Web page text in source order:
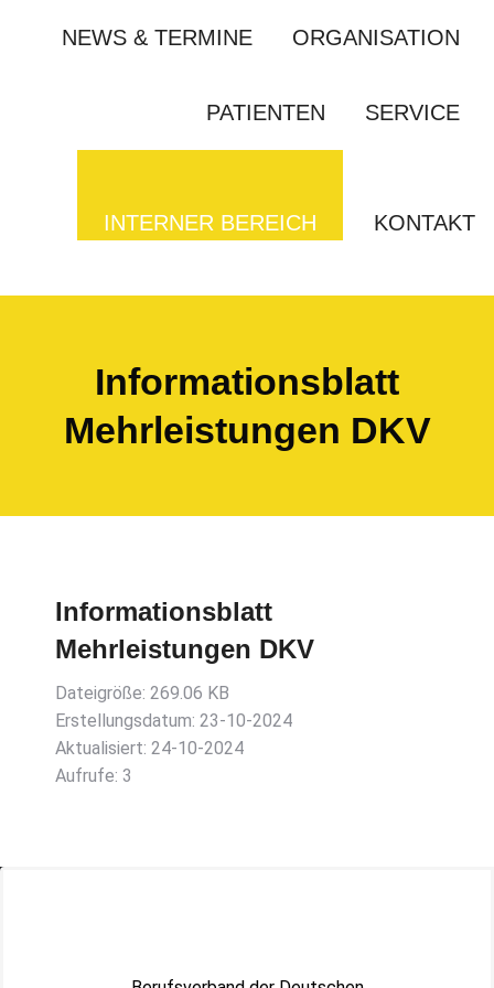
NEWS & TERMINE ORGANISATION
PATIENTEN SERVICE
INTERNER BEREICH KONTAKT
Informationsblatt
Mehrleistungen DKV
Informationsblatt
Mehrleistungen DKV
Dateigröße: 269.06 KB
Erstellungsdatum: 23-10-2024
Aktualisiert: 24-10-2024
Aufrufe: 3